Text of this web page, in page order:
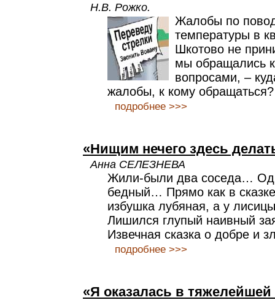
Н.В. Рожко.
Жалобы по
температуры в
Шкотово не
мы обращались
вопросами, –
жалобы, к кому обращаться?
подробнее >>>
«Нищим нечего здесь
Анна СЕЛЕЗНЕВА
Жили-были два соседа…
бедный… Прямо как в
избушка лубяная, а у
Лишился глупый наивный
Извечная сказка о добре и
подробнее >>>
«Я оказалась в тяжелейшей